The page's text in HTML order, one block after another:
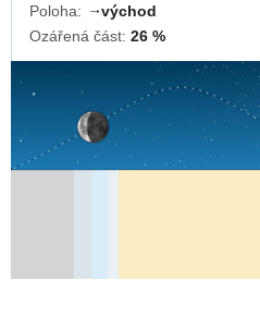
Poloha:
↓východ
Ozářená část: 26 %